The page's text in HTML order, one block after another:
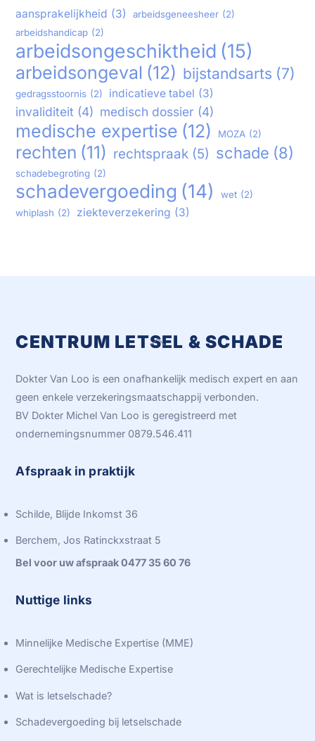
aansprakelijkheid (3) arbeidsgeneesheer (2)
arbeidshandicap (2)
arbeidsongeschiktheid (15)
arbeidsongeval (12) bijstandsarts (7)
gedragsstoornis (2) indicatieve tabel (3)
invaliditeit (4) medisch dossier (4)
medische expertise (12) MOZA (2)
rechten (11) rechtspraak (5) schade (8)
schadebegroting (2)
schadevergoeding (14) wet (2)
whiplash (2) ziekteverzekering (3)
Back
Top
CENTRUM LETSEL & SCHADE
Dokter Van Loo is een onafhankelijk medisch expert en aan
geen enkele verzekeringsmaatschappij verbonden.
BV Dokter Michel Van Loo is geregistreerd met
ondernemingsnummer 0879.546.411
Afspraak in praktijk
Schilde, Blijde Inkomst 36
Berchem, Jos Ratinckxstraat 5
Bel voor uw afspraak 0477 35 60 76
Nuttige links
Minnelijke Medische Expertise (MME)
Gerechtelijke Medische Expertise
Wat is letselschade?
Schadevergoeding bij letselschade